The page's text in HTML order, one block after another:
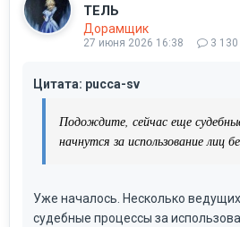
ТЕЛЬ
Дорамщик
27 июня 2026 16:38 3 130
Цитата: pucca-sv
Подождите, сейчас еще
начнутся за использование лиц
Уже началось. Несколько
судебные процессы за